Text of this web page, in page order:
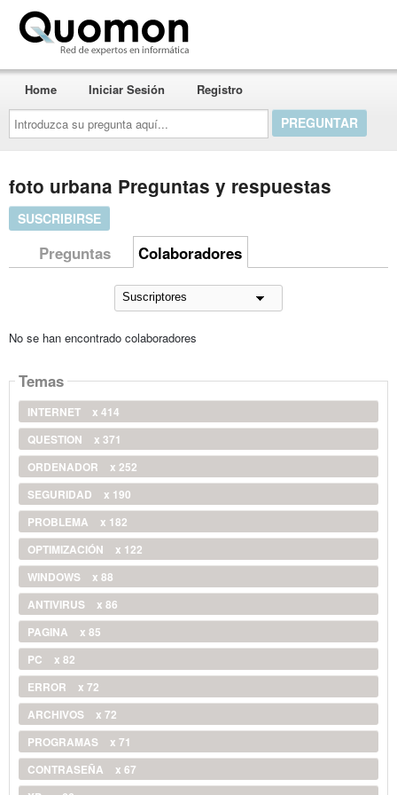
Introduzca
su
pregunta
aquí...
Home Iniciar Sesión Registro
foto urbana Preguntas y respuestas
SUSCRIBIRSE
Preguntas Colaboradores
No se han encontrado colaboradores
Temas
INTERNET
x 414
QUESTION
x 371
ORDENADOR
x 252
SEGURIDAD
x 190
PROBLEMA
x 182
OPTIMIZACIÓN
x 122
WINDOWS
x 88
ANTIVIRUS
x 86
PAGINA
x 85
PC
x 82
ERROR
x 72
ARCHIVOS
x 72
PROGRAMAS
x 71
CONTRASEÑA
x 67